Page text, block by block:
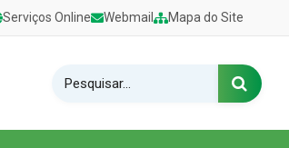
Serviços Online Webmail Mapa do Site